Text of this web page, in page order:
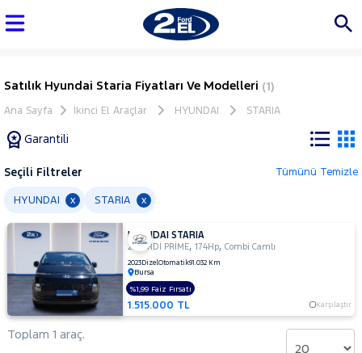
Satılık Hyundai Staria Fiyatları Ve Modelleri (1)
Ana Sayfa İkinci El Araçlar HYUNDAI STARIA
Garantili
Tüm
Araçlar
AUDI
BMC
BMW
Seçili Filtreler Tümünü Temizle
HYUNDAI x STARIA x
HYUNDAI STARIA
2.2 CRDİ PRİME,174Hp,Combi Camlı
2023DizelOtomatik91.032 Km
Bursa
1.515.000 TL Karşılaştır
%1,99 Faiz Fırsatı
Toplam 1 araç.